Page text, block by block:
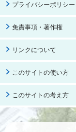
プライバシーポリシー
免責事項・著作権
リンクについて
このサイトの使い方
このサイトの考え方